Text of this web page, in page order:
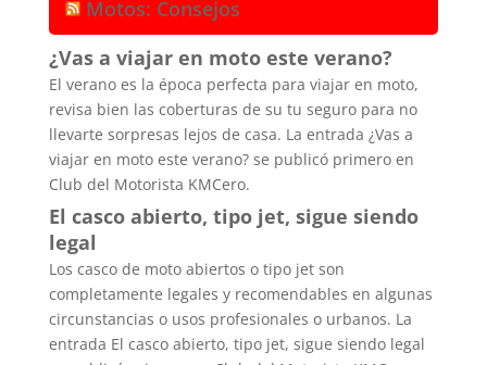
Motos: Consejos
¿Vas a viajar en moto este verano?
El verano es la época perfecta para viajar en moto,
revisa bien las coberturas de su tu seguro para no
llevarte sorpresas lejos de casa. La entrada ¿Vas a
viajar en moto este verano? se publicó primero en
Club del Motorista KMCero.
El casco abierto, tipo jet, sigue siendo
legal
Los casco de moto abiertos o tipo jet son
completamente legales y recomendables en algunas
circunstancias o usos profesionales o urbanos. La
entrada El casco abierto, tipo jet, sigue siendo legal